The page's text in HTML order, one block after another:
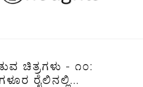
ಚಿತ್ರಗಳು - ೧೦:
ರೈಲಿನಲ್ಲಿ...